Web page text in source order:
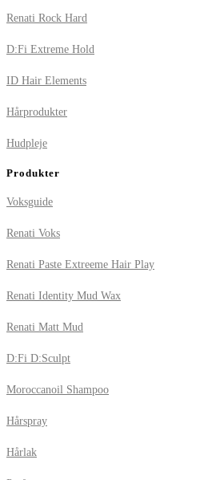
Renati Rock Hard
D:Fi Extreme Hold
ID Hair Elements
Hårprodukter
Hudpleje
Produkter
Voksguide
Renati Voks
Renati Paste Extreeme Hair Play
Renati Identity Mud Wax
Renati Matt Mud
D:Fi D:Sculpt
Moroccanoil Shampoo
Hårspray
Hårlak